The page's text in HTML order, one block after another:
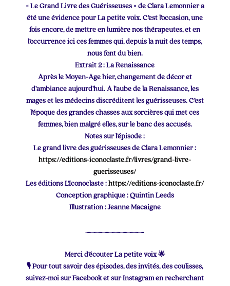
« Le Grand Livre des Guérisseuses » de Clara Lemonnier a
été une évidence pour La petite voix. C’est l’occasion, une
fois encore, de mettre en lumière nos thérapeutes, et en
l’occurrence ici ces femmes qui, depuis la nuit des temps,
nous font du bien.
Extrait 2 : La Renaissance
Après le Moyen-Age hier, changement de décor et
d’ambiance aujourd’hui. A l’aube de la Renaissance, les
mages et les médecins discréditent les guérisseuses. C’est
l’époque des grandes chasses aux sorcières qui met ces
femmes, bien malgré elles, sur le banc des accusés.
Notes sur l’épisode :
Le grand livre des guérisseuses de Clara Lemonnier :
https://editions-iconoclaste.fr/livres/grand-livre-
guerisseuses/
Les éditions L’Iconoclaste :https://editions-iconoclaste.fr/
Conception graphique : Quintin Leeds
Illustration : Jeanne Macaigne
………………………………………….
Merci d’écouter La petite voix 🌟
🎙 Pour tout savoir des épisodes, des invités, des coulisses,
suivez-moi sur Facebook et sur Instagram en recherchant